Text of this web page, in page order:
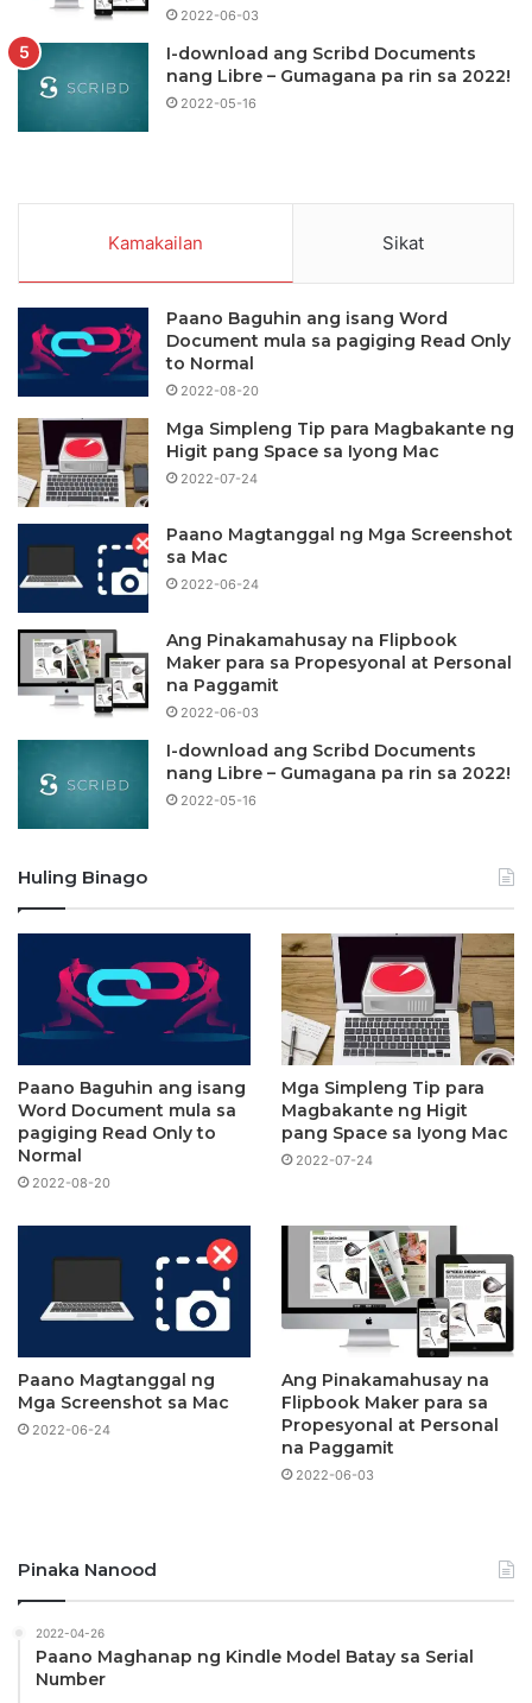
2022-06-03
I-download ang Scribd Documents
nang Libre – Gumagana pa rin sa 2022!
2022-05-16
Kamakailan Sikat
Paano Baguhin ang isang Word
Document mula sa pagiging Read Only
to Normal
2022-08-20
Mga Simpleng Tip para Magbakante ng
Higit pang Space sa Iyong Mac
2022-07-24
Paano Magtanggal ng Mga Screenshot
sa Mac
2022-06-24
Ang Pinakamahusay na Flipbook
Maker para sa Propesyonal at Personal
na Paggamit
2022-06-03
I-download ang Scribd Documents
nang Libre – Gumagana pa rin sa 2022!
2022-05-16
Huling Binago
Paano Baguhin ang isang
Word Document mula sa
pagiging Read Only to
Normal
2022-08-20
Mga Simpleng Tip para
Magbakante ng Higit
pang Space sa Iyong Mac
2022-07-24
Paano Magtanggal ng
Mga Screenshot sa Mac
2022-06-24
Ang Pinakamahusay na
Flipbook Maker para sa
Propesyonal at Personal
na Paggamit
2022-06-03
Pinaka Nanood
2022-04-26
Paano Maghanap ng Kindle Model Batay sa Serial
Number